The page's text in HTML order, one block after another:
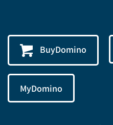
BuyDomino
MyDomino